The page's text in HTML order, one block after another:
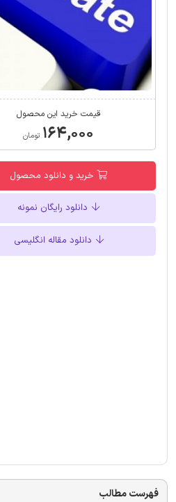
قیمت خرید این محصول
۱۶۴,۰۰۰ تومان
خرید و دانلود محصول
دانلود رایگان نمونه
دانلود مقاله انگلیسی
فهرست مطالب